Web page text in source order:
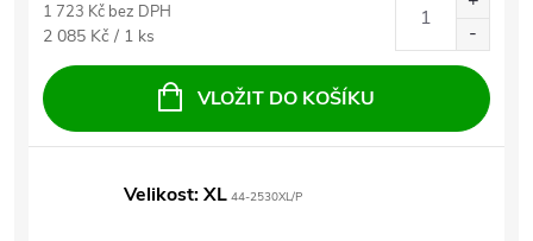
1 723 Kč bez DPH
Měrná cena:
2 085 Kč / 1 ks
VLOŽIT DO KOŠÍKU
Velikost: XL 44-2530XL/P